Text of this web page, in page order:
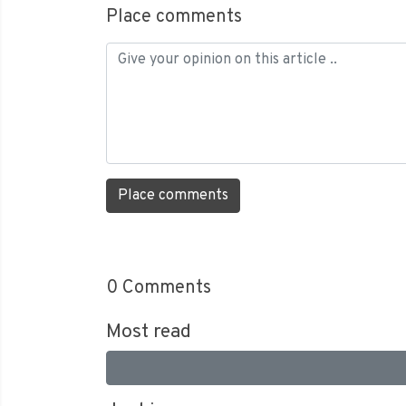
Place comments
Place comments
0 Comments
Most read